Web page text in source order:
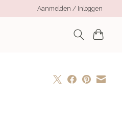
Aanmelden / Inloggen